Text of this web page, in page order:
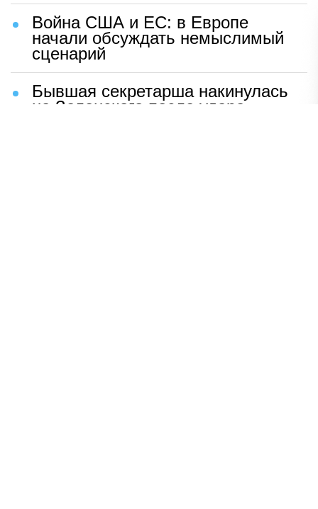
Война США и ЕС: в Европе
начали обсуждать немыслимый
сценарий
Бывшая секретарша накинулась
на Зеленского после удара